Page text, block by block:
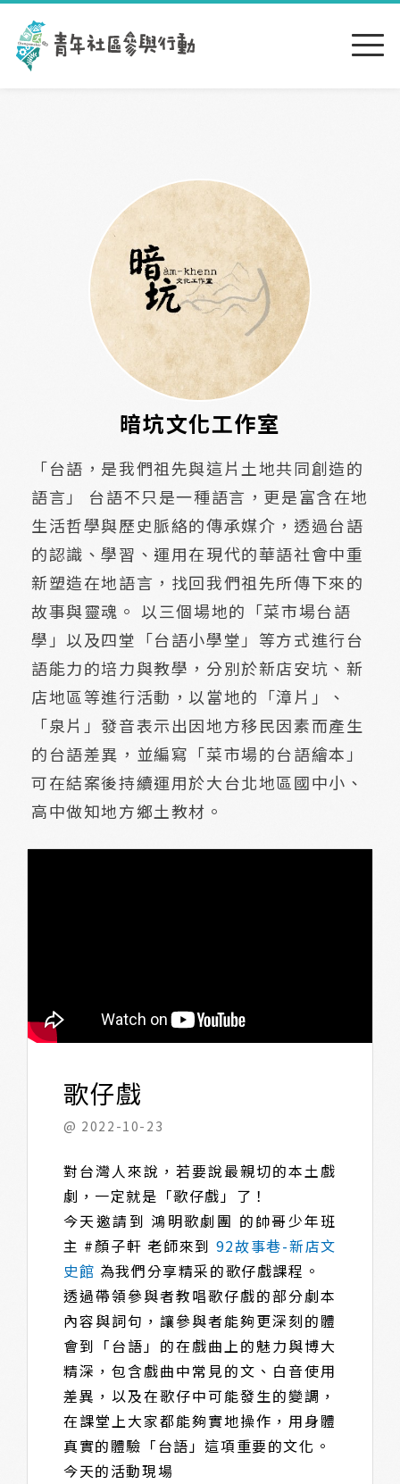
跳到主要內容區塊
暗坑文化工作室
「台語，是我們祖先與這片土地共同創造的
語言」 台語不只是一種語言，更是富含在地
生活哲學與歷史脈絡的傳承媒介，透過台語
的認識、學習、運用在現代的華語社會中重
新塑造在地語言，找回我們祖先所傳下來的
故事與靈魂。 以三個場地的「菜市場台語
學」以及四堂「台語小學堂」等方式進行台
語能力的培力與教學，分別於新店安坑、新
店地區等進行活動，以當地的「漳片」、
「泉片」發音表示出因地方移民因素而產生
的台語差異，並編寫「菜市場的台語繪本」
可在結案後持續運用於大台北地區國中小、
高中做知地方鄉土教材。
歌仔戲
@ 2022-10-23
對台灣人來說，若要說最親切的本土戲
劇，一定就是「歌仔戲」了！
今天邀請到 鴻明歌劇團 的帥哥少年班
主 #顏子軒 老師來到 92故事巷-新店文
史館 為我們分享精采的歌仔戲課程。
透過帶領參與者教唱歌仔戲的部分劇本
內容與詞句，讓參與者能夠更深刻的體
會到「台語」的在戲曲上的魅力與博大
精深，包含戲曲中常見的文、白音使用
差異，以及在歌仔中可能發生的變調，
在課堂上大家都能夠實地操作，用身體
真實的體驗「台語」這項重要的文化。
今天的活動現場